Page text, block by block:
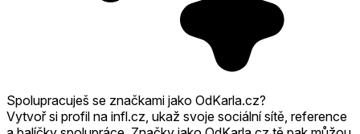
Spolupracuješ se značkami jako OdKarla.cz?
Vytvoř si profil na infl.cz, ukaž svoje sociální sítě, reference